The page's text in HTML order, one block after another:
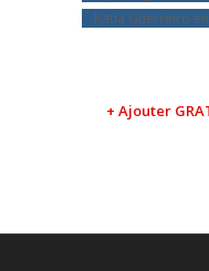
Katia Guerreiro
+ Ajouter